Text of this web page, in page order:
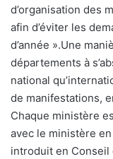
d’organisation des
afin d’éviter les
d’année ».Une
départements à
national
de manifestations,
Chaque ministère
avec le ministère
introduit en